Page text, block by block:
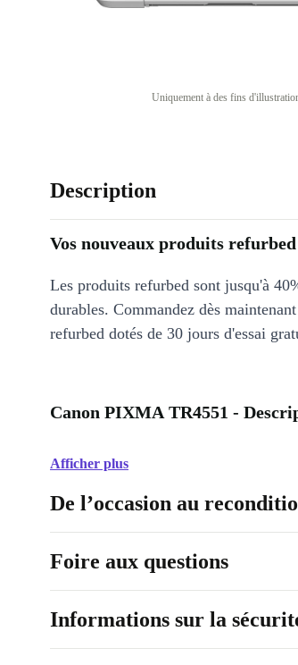
Uniquement à des fins
Description
Vos nouveaux produits refurbed
Les produits refurbed sont jusqu'à
durables. Commandez dès
refurbed dotés de 30 jours d'essai
Canon PIXMA TR4551 -
Afficher plus
De l’occasion au
Foire aux questions
Informations sur la